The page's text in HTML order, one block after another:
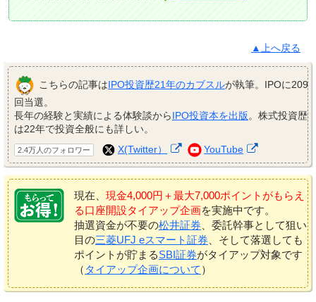
▲上へ戻る
こちらの記事はIPO投資歴21年のカブスルが執筆。IPOに209
回当選。
長年の経験と実績による体験談からIPO投資本を出版。株式投資歴
は22年で投資全般にも詳しい。
2.4万人のフォロワー X(Twitter） YouTube
現在、 現金4,000円＋最大7,000ポイントがもらえ
る口座開設タイアップ企画を実施中です。
抽選資金が不要の松井証券 、委託幹事として狙い
目の三菱UFJ eスマート証券 、そして落選しても
ポイントが貯まるSBI証券がタイアップ対象です
（ タイアップ企画について ）